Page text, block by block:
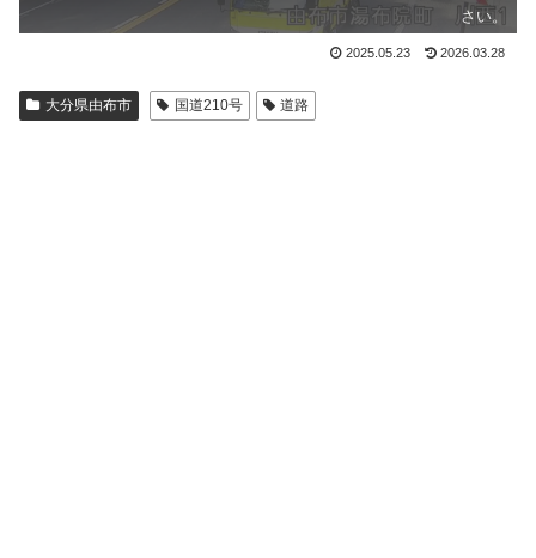
さい。
2025.05.23 2026.03.28
大分県由布市 国道210号 道路